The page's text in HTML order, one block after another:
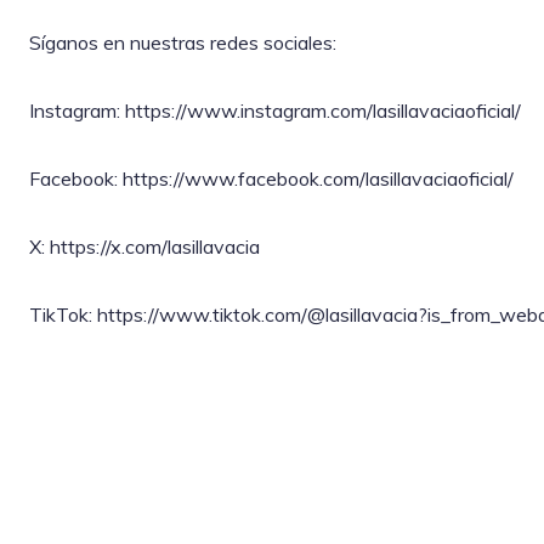
Síganos en nuestras redes sociales:
Instagram: https://www.instagram.com/lasillavaciaoficial/
Facebook: https://www.facebook.com/lasillavaciaoficial/
X: https://x.com/lasillavacia
TikTok: https://www.tiktok.com/